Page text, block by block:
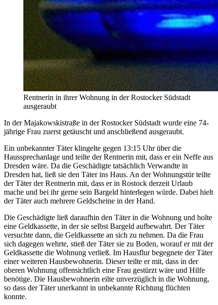
Rentnerin in ihrer Wohnung in der Rostocker Südstadt
ausgeraubt
In der Majakowskistraße in der Rostocker Südstadt wurde eine 74-
jährige Frau zuerst getäuscht und anschließend ausgeraubt.
Ein unbekannter Täter klingelte gegen 13:15 Uhr über die
Haussprechanlage und teilte der Rentnerin mit, dass er ein Neffe aus
Dresden wäre. Da die Geschädigte tatsächlich Verwandte in
Dresden hat, ließ sie den Täter ins Haus. An der Wohnungstür teilte
der Täter der Rentnerin mit, dass er in Rostock derzeit Urlaub
mache und bei ihr gerne sein Bargeld hinterlegen würde. Dabei hielt
der Täter auch mehrere Geldscheine in der Hand.
Die Geschädigte ließ daraufhin den Täter in die Wohnung und holte
eine Geldkassette, in der sie selbst Bargeld aufbewahrt. Der Täter
versuchte dann, die Geldkassette an sich zu nehmen. Da die Frau
sich dagegen wehrte, stieß der Täter sie zu Boden, worauf er mit der
Geldkassette die Wohnung verließ. Im Hausflur begegnete der Täter
einer weiteren Hausbewohnerin. Dieser teilte er mit, dass in der
oberen Wohnung offensichtlich eine Frau gestürzt wäre und Hilfe
benötige. Die Hausbewohnerin eilte unverzüglich in die Wohnung,
so dass der Täter unerkannt in unbekannte Richtung flüchten
konnte.